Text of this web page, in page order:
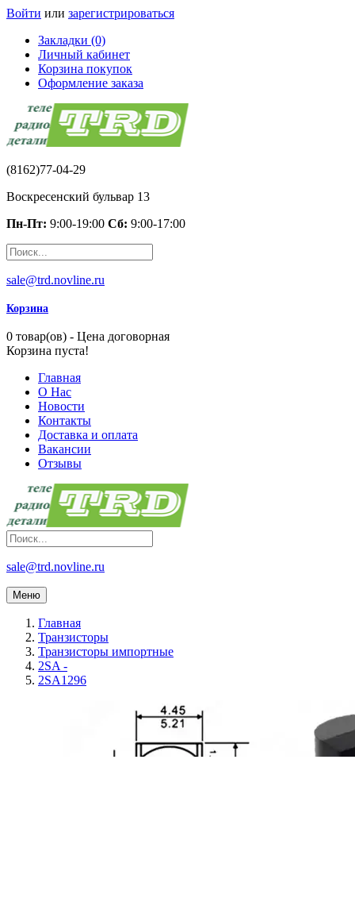
Войти или зарегистрироваться
Закладки (0)
Личный кабинет
Корзина покупок
Оформление заказа
(8162)77-04-29
Воскресенский бульвар 13
Пн-Пт: 9:00-19:00 Сб: 9:00-17:00
sale@trd.novline.ru
Корзина
0 товар(ов) - Цена договорная
Корзина пуста!
Главная
О Нас
Новости
Контакты
Доставка и оплата
Вакансии
Отзывы
sale@trd.novline.ru
Меню
Главная
Транзисторы
Транзисторы импортные
2SA -
2SA1296